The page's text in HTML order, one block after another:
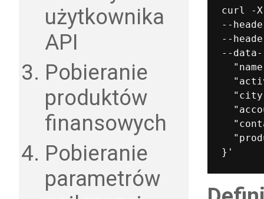
użytkownika
API
Pobieranie
produktów
finansowych
Pobieranie
parametrów
curl -X
--
--
--